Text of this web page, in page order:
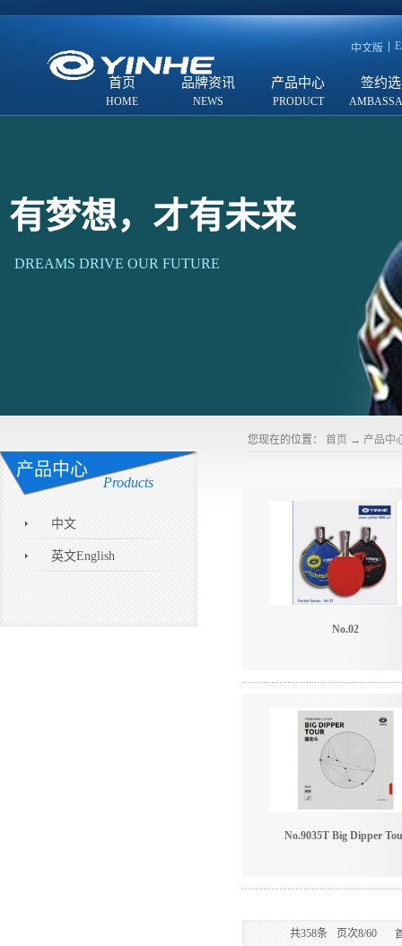
中文版
首页 品牌资讯 产品中心 签约
有梦想，才有未来
DREAMS DRIVE OUR FUTURE
产品中心
Products
中文
英文English
您现在的位置： 首页 → 产品中
No.02
No.9035T Big Dipper
共358条 页次8/60